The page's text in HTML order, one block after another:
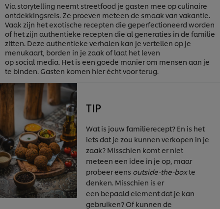
Via storytelling neemt streetfood je gasten mee op culinaire
ontdekkingsreis. Ze proeven meteen de smaak van vakantie.
Vaak zijn het exotische recepten die geperfectioneerd worden
of het zijn authentieke recepten die al generaties in de familie
zitten. Deze authentieke verhalen kan je vertellen op je
menukaart, borden in je zaak of laat het leven
op social media. Het is een goede manier om mensen aan je
te binden. Gasten komen hier écht voor terug.
TIP
Wat is jouw familierecept? En is het
iets dat je zou kunnen verkopen in je
zaak? Misschien komt er niet
meteen een idee in je op, maar
probeer eens outside-the-boxte
denken. Misschien is er
een bepaald element dat je kan
gebruiken? Of kunnen de